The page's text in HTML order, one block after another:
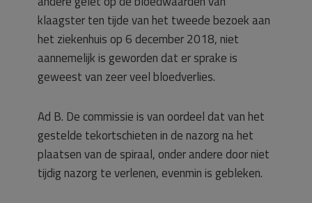
klaagster ten tijde van het tweede bezoek aan
het ziekenhuis op 6 december 2018, niet
aannemelijk is geworden dat er sprake is
geweest van zeer veel bloedverlies.
Ad B. De commissie is van oordeel dat van het
gestelde tekortschieten in de nazorg na het
plaatsen van de spiraal, onder andere door niet
tijdig nazorg te verlenen, evenmin is gebleken.